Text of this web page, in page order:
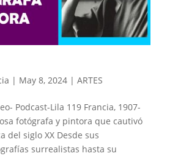
| May 8, 2024| ARTES
Podcast-Lila 119 Francia, 1907-
fotógrafa y pintora que cautivó
del siglo XX Desde sus
surrealistas hasta su